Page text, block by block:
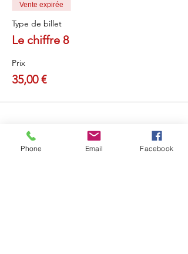
Vente expirée
Type de billet
Le chiffre 8
Prix
35,00 €
Partager cet événement
Phone Email Facebook